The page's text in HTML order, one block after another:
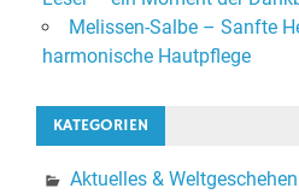
Melissen-Salbe – Sanfte
harmonische Hautpflege
KATEGORIEN
Aktuelles & Weltgeschehen